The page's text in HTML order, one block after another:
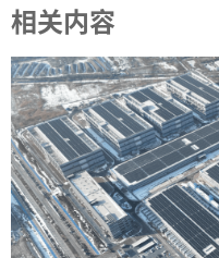
相关内容